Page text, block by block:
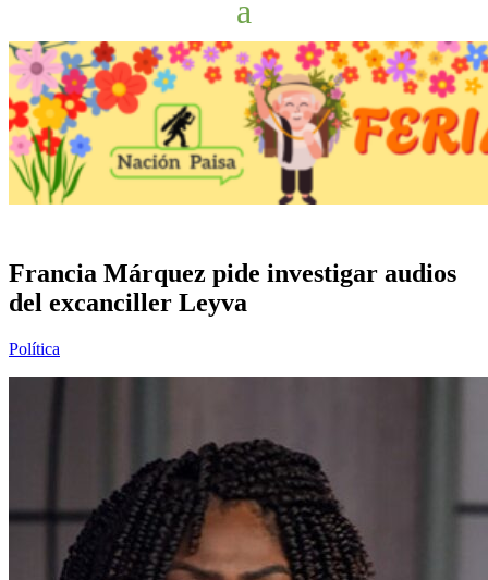
Francia Márquez pide investigar audios
del excanciller Leyva
Política